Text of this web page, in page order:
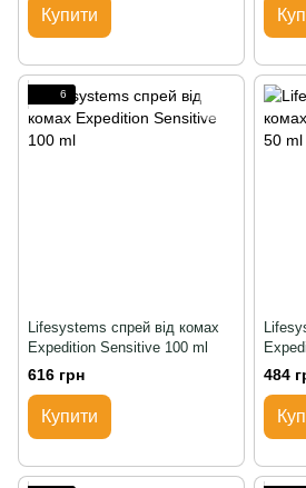
Купити
6
Lifesystems спрей від комах
Expedition Sensitive 100 ml
616 грн
Купити
484